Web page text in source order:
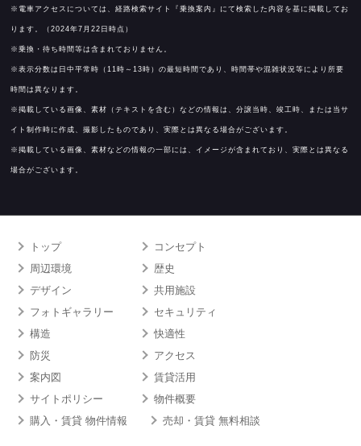
※電車アクセスについては、経路検索サイト『乗換案内』にて検索した内容を基に掲載してお
ります。（2024年7月22日時点）
※乗換・待ち時間等は含まれておりません。
※表示分数は日中平常時（11時～13時）の最短時間であり、時間帯や混雑状況等により所要
時間は異なります。
※掲載している画像、素材（テキストを含む）などの情報は、分譲当時、竣工時、または当サ
イト制作時に作成、撮影したものであり、実際とは異なる場合がございます。
※掲載している画像、素材などの情報の一部には、イメージが含まれており、実際とは異なる
場合がございます。
トップ
コンセプト
周辺環境
歴史
デザイン
共用施設
フォトギャラリー
セキュリティ
構造
快適性
防災
アクセス
案内図
賃貸活用
サイトポリシー
物件概要
購入・賃貸 物件情報
売却・賃貸 無料相談